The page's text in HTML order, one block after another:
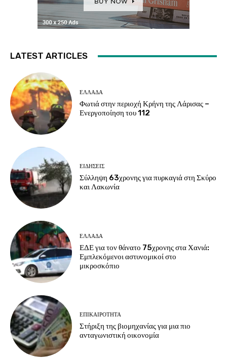
LATEST ARTICLES
ΕΛΛΑΔΑ
Φωτιά στην περιοχή Κρήνη της Λάρισας –
Ενεργοποίηση του 112
ΕΙΔΗΣΕΙΣ
Σύλληψη 63χρονης για πυρκαγιά στη Σκύρο
και Λακωνία
ΕΛΛΑΔΑ
ΕΔΕ για τον θάνατο 75χρονης στα Χανιά:
Εμπλεκόμενοι αστυνομικοί στο
μικροσκόπιο
ΕΠΙΚΑΙΡΟΤΗΤΑ
Στήριξη της βιομηχανίας για μια πιο
ανταγωνιστική οικονομία